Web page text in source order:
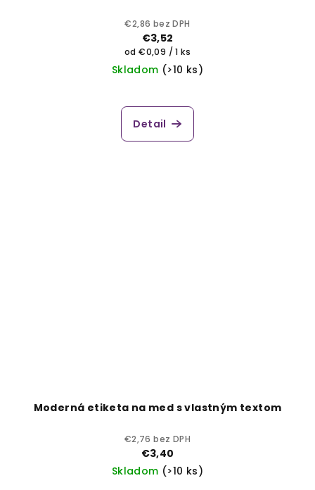
€2,86 bez DPH
€3,52
Jednotková
cena:
od €0,09 / 1 ks
Skladom (>10 ks)
Detail
Moderná etiketa na med s vlastným textom
€2,76 bez DPH
€3,40
Skladom (>10 ks)